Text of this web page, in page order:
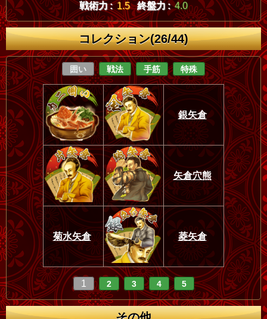
戦術力 : 1.5 終盤力 : 4.0
コレクション(26/44)
囲い 戦法 手筋 特殊
銀矢倉
矢倉穴熊
菊水矢倉 菱矢倉
1 2 3 4 5